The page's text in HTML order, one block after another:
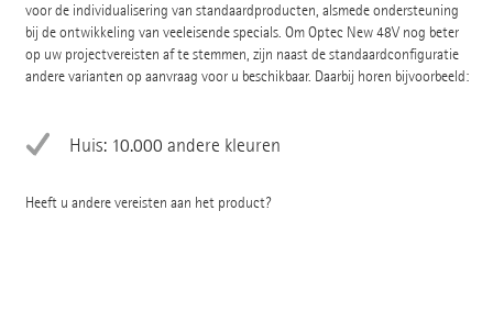
voor de individualisering van standaardproducten, alsmede ondersteuning
bij de ontwikkeling van veeleisende specials. Om Optec New 48V nog beter
op uw projectvereisten af te stemmen, zijn naast de standaardconfiguratie
andere varianten op aanvraag voor u beschikbaar. Daarbij horen bijvoorbeeld:
Huis: 10.000 andere kleuren
Heeft u andere vereisten aan het product?